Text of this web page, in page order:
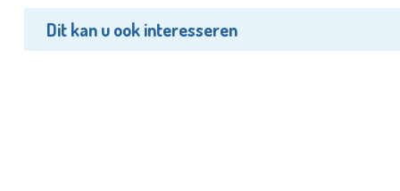
Dit kan u ook interesseren